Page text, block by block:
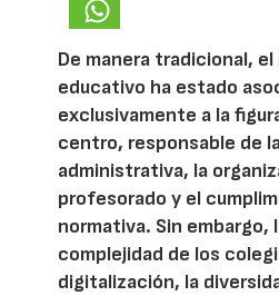
De manera tradicional, el
educativo ha estado
exclusivamente a la
centro, responsable de
administrativa, la
profesorado y el
normativa. Sin embargo,
complejidad de los
digitalización, la